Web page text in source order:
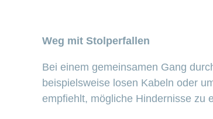
Weg mit Stolperfallen
Bei einem gemeinsamen Gang
beispielsweise losen Kabeln oder
empfiehlt, mögliche Hindernisse zu